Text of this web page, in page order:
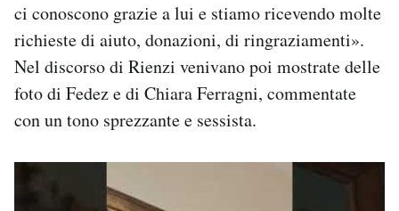
ci conoscono grazie a lui e stiamo ricevendo molte
richieste di aiuto, donazioni, di ringraziamenti».
Nel discorso di Rienzi venivano poi mostrate delle
foto di Fedez e di Chiara Ferragni, commentate
con un tono sprezzante e sessista.